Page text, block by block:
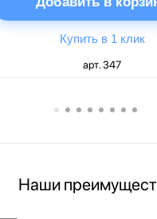
Купить в 1 клик
арт. 347
Наши